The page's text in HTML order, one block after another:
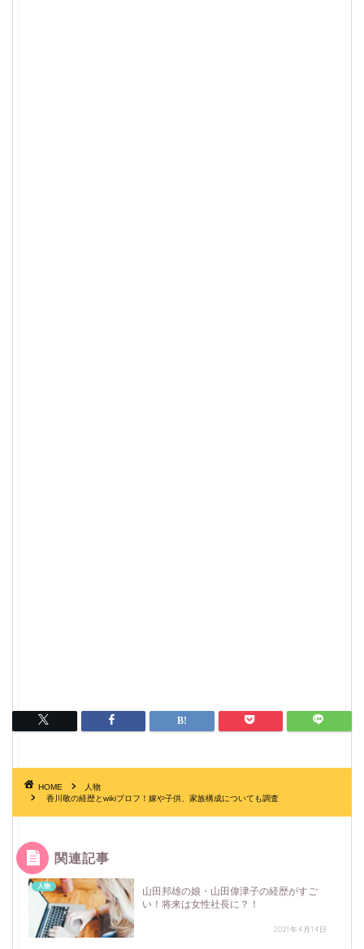
HOME
人物
香川敬の経歴とwikiプロフ！嫁や子供、家族構成についても調査
関連記事
人物
山田邦雄の娘・山田偉津子の経歴がすご
い！将来は女性社長に？！
2021年4月14日